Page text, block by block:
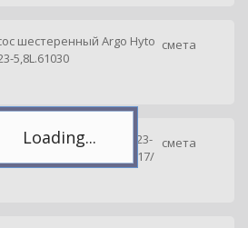
шестеренный Argo Hyto
5,8L.61030
смета
шестеренный ZHG P23-
A03D01-AG02P01-N /65017/
смета